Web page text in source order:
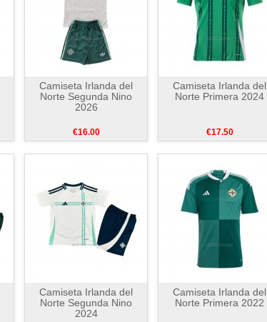
Camiseta Irlanda del
Norte Segunda Nino
2026
€16.00
Camiseta Irlanda del
Norte Primera 2024
€17.50
Camiseta Irlanda del
Norte Segunda Nino
2024
Camiseta Irlanda del
Norte Primera 2022